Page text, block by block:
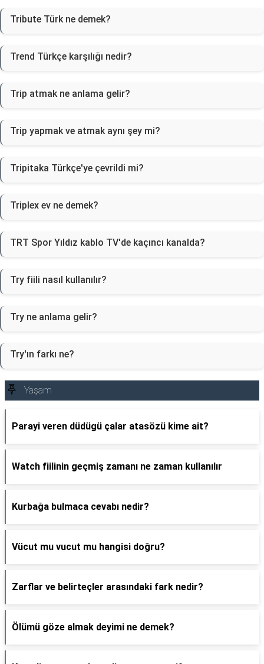
Tribute Türk ne demek?
Trend Türkçe karşılığı nedir?
Trip atmak ne anlama gelir?
Trip yapmak ve atmak aynı şey mi?
Tripitaka Türkçe'ye çevrildi mi?
Triplex ev ne demek?
TRT Spor Yıldız kablo TV'de kaçıncı kanalda?
Try fiili nasıl kullanılır?
Try ne anlama gelir?
Try'ın farkı ne?
Yaşam
Parayi veren düdügü çalar atasözü kime ait?
Watch fiilinin geçmiş zamanı ne zaman kullanılır
Kurbağa bulmaca cevabı nedir?
Vücut mu vucut mu hangisi doğru?
Zarflar ve belirteçler arasındaki fark nedir?
Ölümü göze almak deyimi ne demek?